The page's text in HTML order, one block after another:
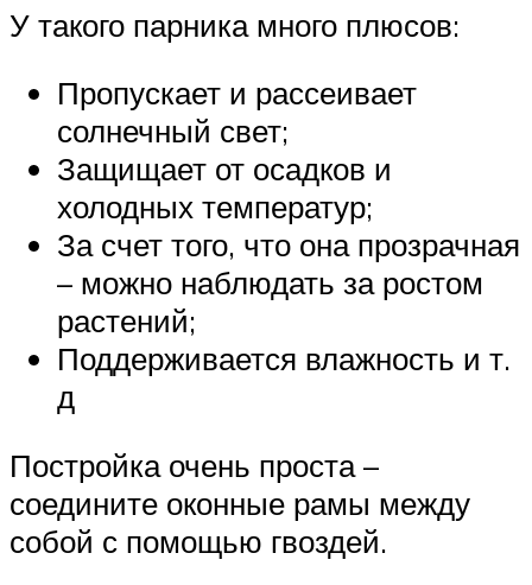
У такого парника много плюсов:
Пропускает и рассеивает
солнечный свет;
Защищает от осадков и
холодных температур;
За счет того, что она прозрачная
– можно наблюдать за ростом
растений;
Поддерживается влажность и т.
д
Постройка очень проста –
соедините оконные рамы между
собой с помощью гвоздей.